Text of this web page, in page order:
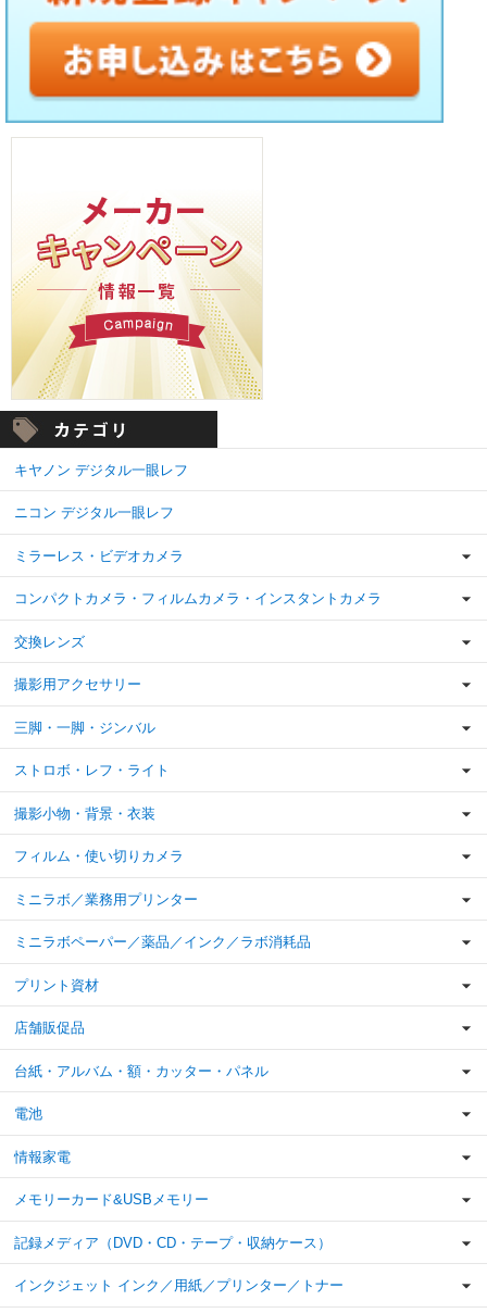
キヤノン デジタル一眼レフ
ニコン デジタル一眼レフ
ミラーレス・ビデオカメラ
コンパクトカメラ・フィルムカメラ・インスタントカメラ
交換レンズ
撮影用アクセサリー
三脚・一脚・ジンバル
ストロボ・レフ・ライト
撮影小物・背景・衣装
フィルム・使い切りカメラ
ミニラボ／業務用プリンター
ミニラボペーパー／薬品／インク／ラボ消耗品
プリント資材
店舗販促品
台紙・アルバム・額・カッター・パネル
電池
情報家電
メモリーカード&USBメモリー
記録メディア（DVD・CD・テープ・収納ケース）
インクジェット インク／用紙／プリンター／トナー